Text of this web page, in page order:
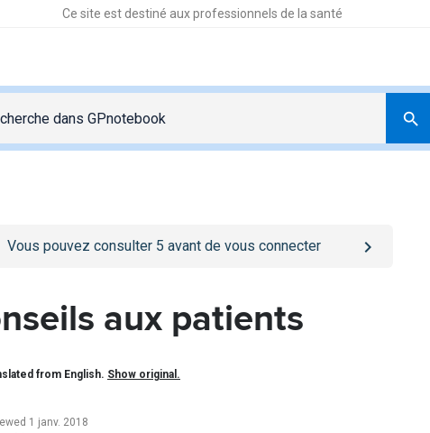
Ce site est destiné aux professionnels de la santé
/se-connecterpage
Vous pouvez consulter 5 avant de vous connecter
aux patients
from English. Show original.
1 janv. 2018